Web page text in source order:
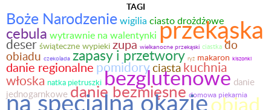
TAGI
Boże Narodzeniewigilia ciasto drożdżowe
cebula wytrawnie na walentynki przekąska
deser świąteczne wypieki zupa wielkanocne przekąski ciastka do
obiadu czekolada zapasy i przetwory ryż makaron kiszonki
danie regionalne pomidoryciasta kuchnia
włoska natka pietruszki bezglutenowe danie
jednogarnkowe danie bezmięsne domowa piekarnia
na specjalną okazjęobiad